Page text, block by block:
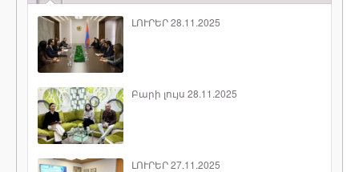
ԼՈՒՐԵՐ 28.11.2025
Բարի լույս 28.11.2025
ԼՈՒՐԵՐ 27.11.2025